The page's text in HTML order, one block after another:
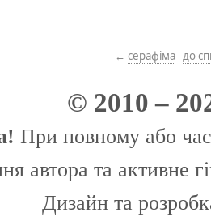
← серафіма до
© 2010 –
При повному або
автора та активне
Дизайн та